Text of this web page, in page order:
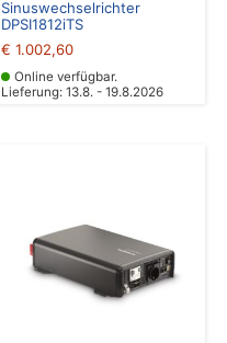
Sinuswechselrichter
DPSI1812iTS
€ 1.002,60
Online verfügbar.
Lieferung: 13.8. - 19.8.2026